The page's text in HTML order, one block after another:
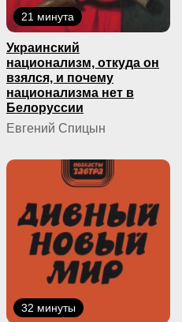
21 минута
Украинский
национализм, откуда он
взялся, и почему
национализма нет в
Белоруссии
Евгений Спицын
32 минуты